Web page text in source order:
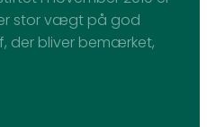
stor vægt på god
der bliver bemærket,